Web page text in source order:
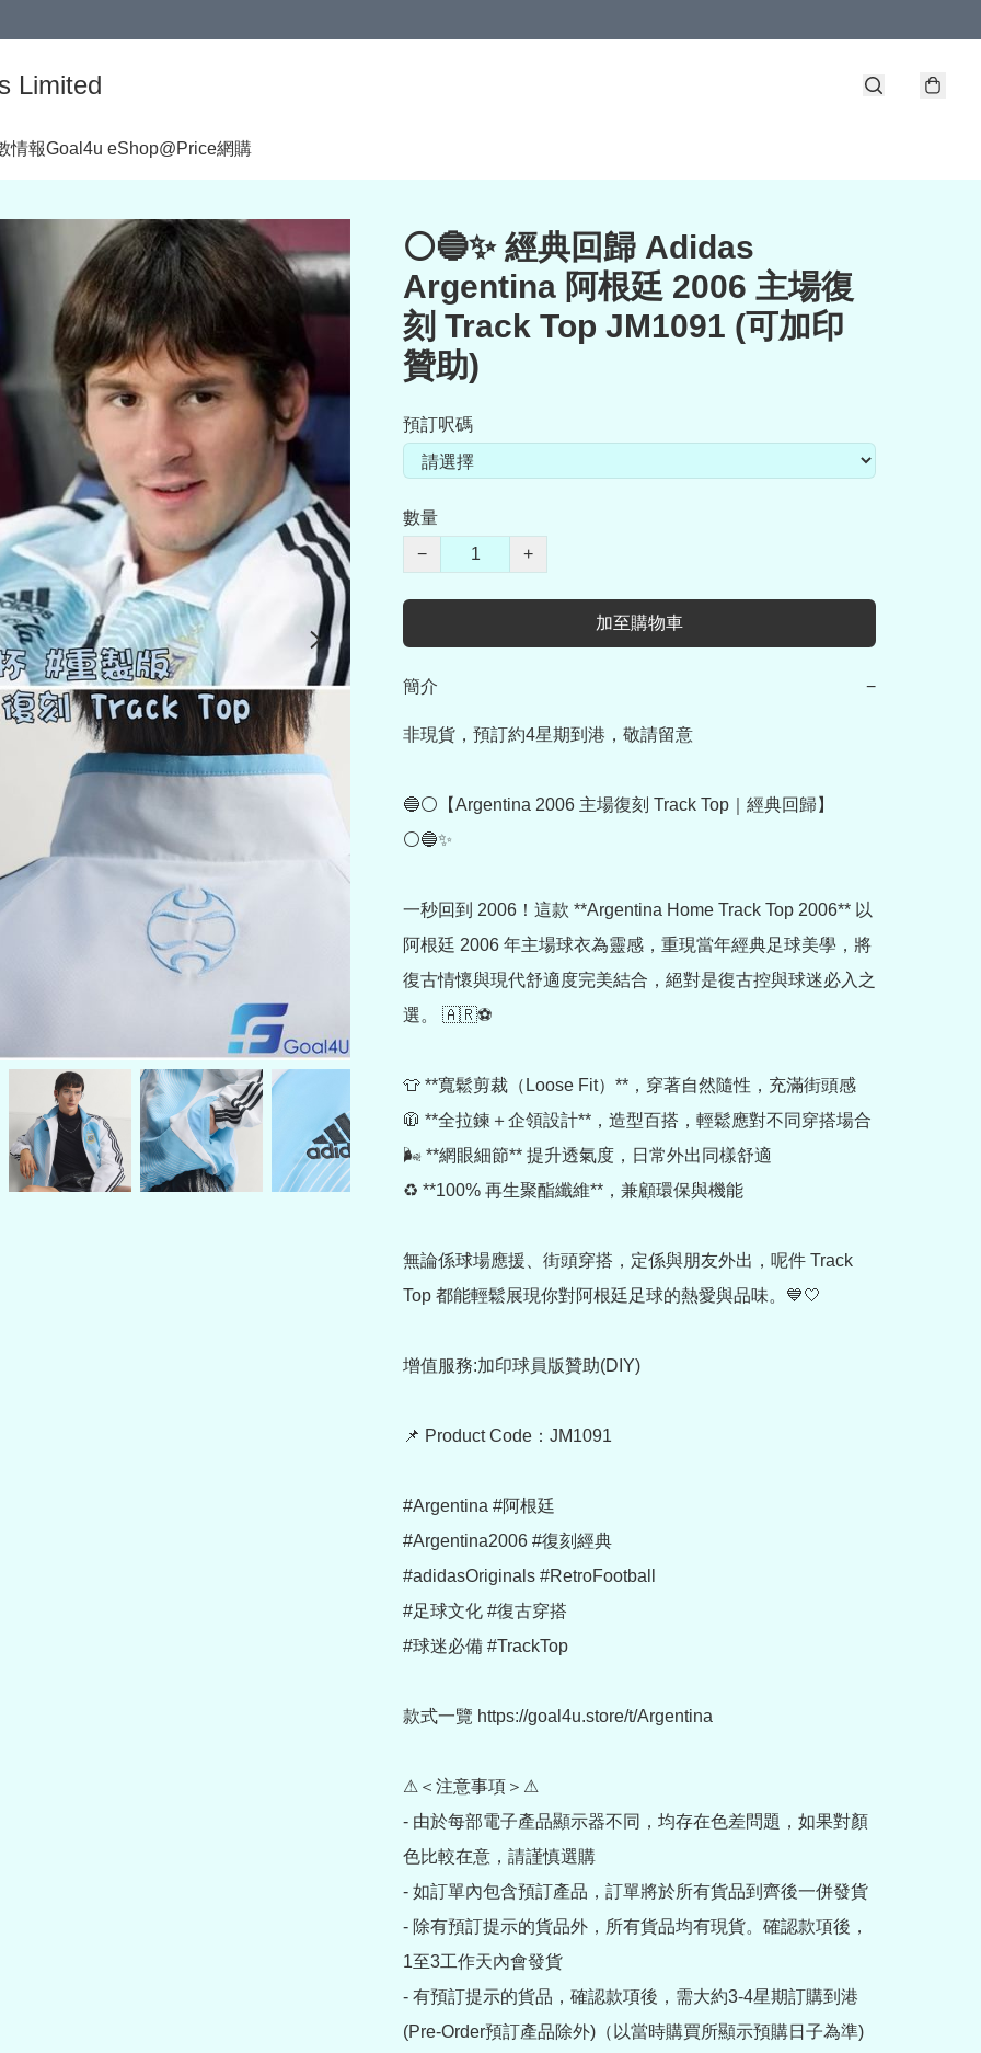
Limited
情報Goal4u eShop@Price網購
⚪🔵✨ 經典回歸 Adidas
Argentina 阿根廷 2006 主場復
刻 Track Top JM1091 (可加印
贊助)
預訂呎碼
數量
−
+
加至購物車
簡介 −
非現貨，預訂約4星期到港，敬請留意
🔵⚪【Argentina 2006 主場復刻 Track Top｜經典回歸】
⚪🔵✨
一秒回到 2006！這款 **Argentina Home Track Top 2006** 以
阿根廷 2006 年主場球衣為靈感，重現當年經典足球美學，將
復古情懷與現代舒適度完美結合，絕對是復古控與球迷必入之
選。 🇦🇷⚽
👕 **寬鬆剪裁（Loose Fit）**，穿著自然隨性，充滿街頭感
🧥 **全拉鍊＋企領設計**，造型百搭，輕鬆應對不同穿搭場合
🌬️ **網眼細節** 提升透氣度，日常外出同樣舒適
♻️ **100% 再生聚酯纖維**，兼顧環保與機能
無論係球場應援、街頭穿搭，定係與朋友外出，呢件 Track
Top 都能輕鬆展現你對阿根廷足球的熱愛與品味。💙🤍
增值服務:加印球員版贊助(DIY)
📌 Product Code：JM1091
#Argentina #阿根廷
#Argentina2006 #復刻經典
#adidasOriginals #RetroFootball
#足球文化 #復古穿搭
#球迷必備 #TrackTop
款式一覽 https://goal4u.store/t/Argentina
⚠＜注意事項＞⚠
- 由於每部電子產品顯示器不同，均存在色差問題，如果對顏
色比較在意，請謹慎選購
- 如訂單內包含預訂產品，訂單將於所有貨品到齊後一併發貨
- 除有預訂提示的貨品外，所有貨品均有現貨。確認款項後，
1至3工作天內會發貨
- 有預訂提示的貨品，確認款項後，需大約3-4星期訂購到港
(Pre-Order預訂產品除外)（以當時購買所顯示預購日子為準)